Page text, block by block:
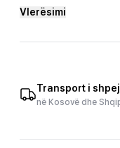
Vlerësimi
Transport i
në Kosovë dhe